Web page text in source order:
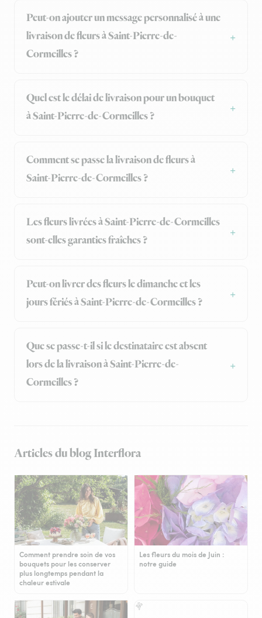
Peut-on ajouter un message personnalisé à une
livraison de fleurs à Saint-Pierre-de-
Cormeilles ?
Quel est le délai de livraison pour un bouquet
à Saint-Pierre-de-Cormeilles ?
Comment se passe la livraison de fleurs à
Saint-Pierre-de-Cormeilles ?
Les fleurs livrées à Saint-Pierre-de-Cormeilles
sont-elles garanties fraîches ?
Peut-on livrer des fleurs le dimanche et les
jours fériés à Saint-Pierre-de-Cormeilles ?
Que se passe-t-il si le destinataire est absent
lors de la livraison à Saint-Pierre-de-
Cormeilles ?
Articles du blog Interflora
Comment prendre soin de vos
bouquets pour les conserver
plus longtemps pendant la
chaleur estivale
Les fleurs du mois de Juin :
notre guide